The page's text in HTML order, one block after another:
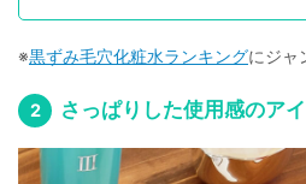
※黒ずみ毛穴化粧水ランキングにジャ
さっぱりした使用感のア